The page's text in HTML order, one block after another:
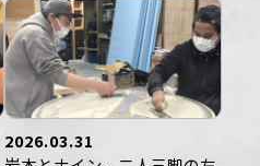
2026.03.31